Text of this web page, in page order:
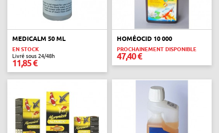
MEDICALM 50 ML
EN STOCK
Livré sous 24/48h
11,85 €
HOMÉOCID 10 000
PROCHAINEMENT DISPONIBLE
47,40 €